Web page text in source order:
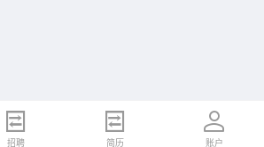
招聘 简历 账户